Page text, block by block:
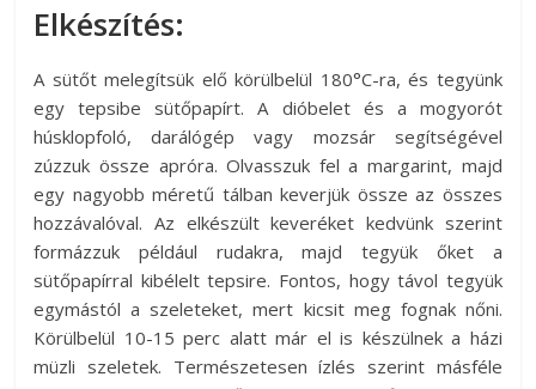
Elkészítés:
A sütőt melegítsük elő körülbelül 180°C-ra, és tegyünk
egy tepsibe sütőpapírt. A dióbelet és a mogyorót
húsklopfoló, darálógép vagy mozsár segítségével
zúzzuk össze apróra. Olvasszuk fel a margarint, majd
egy nagyobb méretű tálban keverjük össze az összes
hozzávalóval. Az elkészült keveréket kedvünk szerint
formázzuk például rudakra, majd tegyük őket a
sütőpapírral kibélelt tepsire. Fontos, hogy távol tegyük
egymástól a szeleteket, mert kicsit meg fognak nőni.
Körülbelül 10-15 perc alatt már el is készülnek a házi
müzli szeletek. Természetesen ízlés szerint másféle